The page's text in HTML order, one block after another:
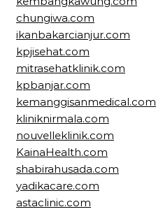
chungiwa.com
ikanbakarcianjur.com
kpjisehat.com
mitrasehatklinik.com
kpbanjar.com
kemanggisanmedical.com
kliniknirmala.com
nouvelleklinik.com
KainaHealth.com
shabirahusada.com
yadikacare.com
astaclinic.com